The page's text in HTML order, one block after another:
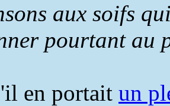
aux soifs
pourtant au
en portait un